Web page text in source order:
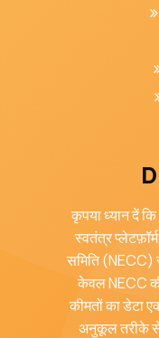
कृपया ध्यान दें
स्वतंत्र
समिति (NECC)
केवल NECC
कीमतों का डेटा
अनुकूल तरीके से